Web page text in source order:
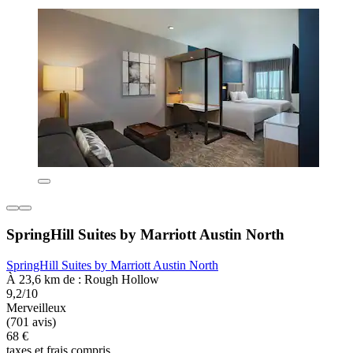
SpringHill Suites by Marriott Austin North
SpringHill Suites by Marriott Austin North
À 23,6 km de : Rough Hollow
9,2/10
Merveilleux
(701 avis)
68 €
taxes et frais compris